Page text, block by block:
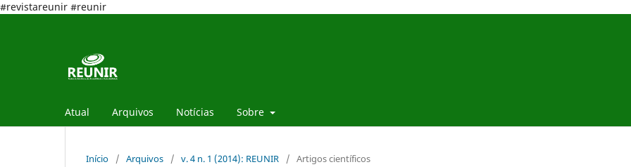
#revistareunir #reunir
Atual Arquivos Notícias Sobre
Início / Arquivos / v. 4 n. 1 (2014): REUNIR / Artigos científicos